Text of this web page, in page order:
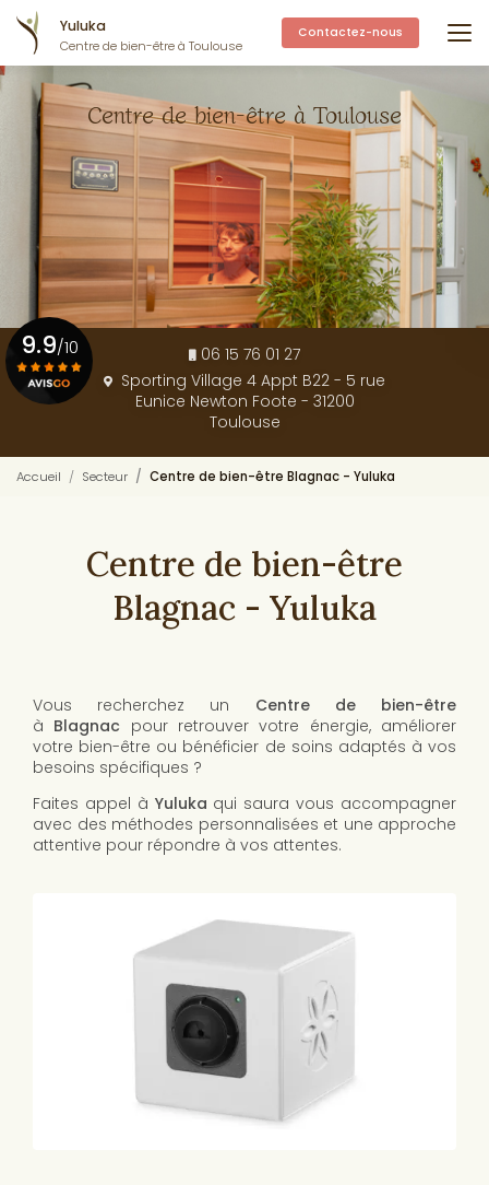
au
contenu
principal
Yuluka
Centre de bien-être à Toulouse
Contactez-nous
Centre de bien-être à Toulouse
06 15 76 01 27
Sporting Village 4 Appt B22 - 5 rue
Eunice Newton Foote - 31200
Toulouse
9.9/10
Accueil Secteur Centre de bien-être Blagnac - Yuluka
Centre de bien-être
Blagnac - Yuluka
Vous recherchez un Centre de bien-être
à Blagnac pour retrouver votre énergie, améliorer
votre bien-être ou bénéficier de soins adaptés à vos
besoins spécifiques ?
Faites appel à Yuluka qui saura vous accompagner
avec des méthodes personnalisées et une approche
attentive pour répondre à vos attentes.